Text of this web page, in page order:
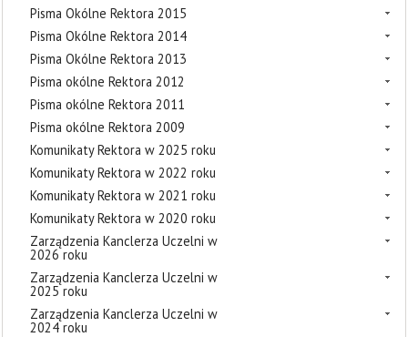
Pisma Okólne Rektora 2015
Pisma Okólne Rektora 2014
Pisma Okólne Rektora 2013
Pisma okólne Rektora 2012
Pisma okólne Rektora 2011
Pisma okólne Rektora 2009
Komunikaty Rektora w 2025 roku
Komunikaty Rektora w 2022 roku
Komunikaty Rektora w 2021 roku
Komunikaty Rektora w 2020 roku
Zarządzenia Kanclerza Uczelni w
2026 roku
Zarządzenia Kanclerza Uczelni w
2025 roku
Zarządzenia Kanclerza Uczelni w
2024 roku